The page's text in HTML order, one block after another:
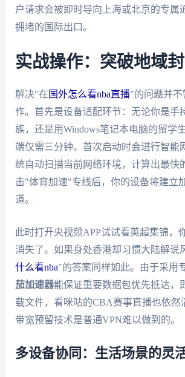
户请求会被即时导向上海或北京的专属
拥堵的国际出口。
实战操作：突破地域
解决"在 国外怎么看nba直播"的问题并不
作。首先是设备适配环节：无论你是手
族，还是用Windows笔记本电脑的留学
端仅需三分钟。首次启动时会进行智
统自动扫描当前网络环境，计算出最快
击"体育加速"专线后，你的设备将建立
道。
此时打开央视频APP试试看英超集锦，
消失了。如果身处香港却习惯大陆解说
什么看nba"的答案同样如此。由于采用
茄加速器能保证重要数据包优先抵达，
载文件，看咪咕的CBA赛事直播也依然
带宽预留技术是普通VPN难以做到的。
多设备协同：生活场景的灵